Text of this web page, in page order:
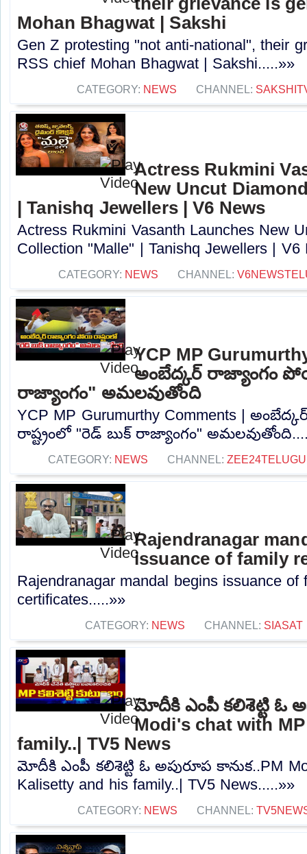
Mohan Bhagwat | Sakshi
Gen Z protesting "not anti-national", their
RSS chief Mohan Bhagwat | Sakshi.....»»
CATEGORY: NEWS CHANNEL:
Actress Rukmini
New Uncut
| Tanishq Jewellers | V6 News
Actress Rukmini Vasanth Launches New
Collection "Malle" | Tanishq Jewellers | V6
CATEGORY: NEWS CHANNEL:
YCP MP
అంబేద్కర్ రాజ్యాంగం
రాజ్యాంగం" అమలవుతోంది
YCP MP Gurumurthy Comments |
రాష్ట్రంలో "రెడ్ బుక్ రాజ్యాంగం"
CATEGORY: NEWS CHANNEL:
Rajendranagar
issuance of family
Rajendranagar mandal begins issuance of
certificates.....»»
CATEGORY: NEWS CHANNEL: SIASAT
మోదీకి ఎంపీ కలిశెట్టి ఓ
Modi's chat with
family..| TV5 News
మోదీకి ఎంపీ కలిశెట్టి ఓ అపురూప కానుక..PM
Kalisetty and his family..| TV5 News.....»»
CATEGORY: NEWS CHANNEL: